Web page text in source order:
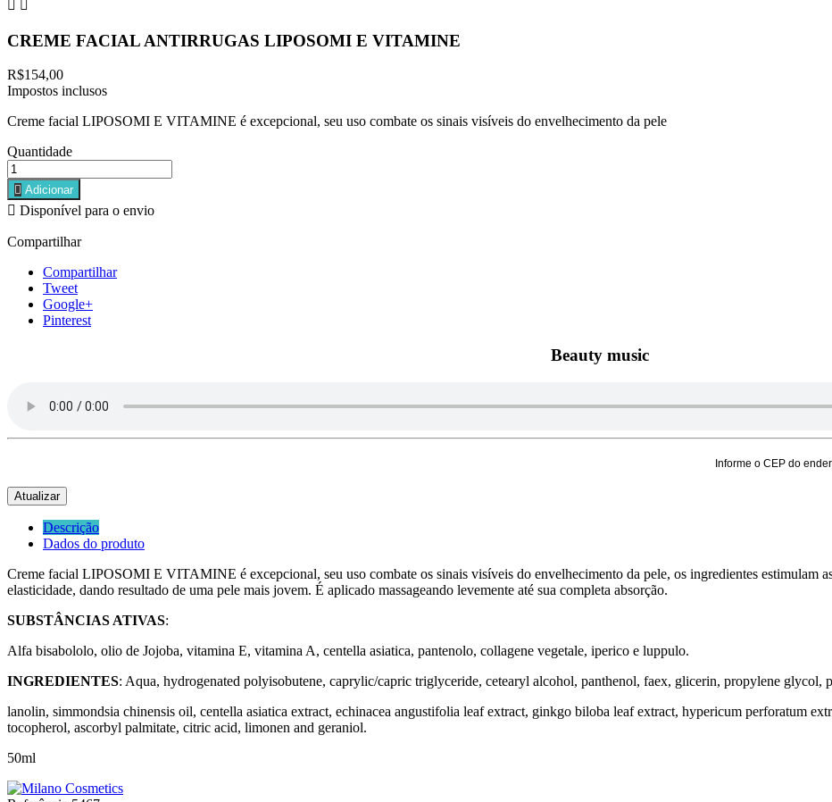
CREME FACIAL ANTIRRUGAS LIPOSOMI E VITAMINE
R$154,00
Impostos inclusos
Creme facial LIPOSOMI E VITAMINE é excepcional, seu uso combate os sinais visíveis do envelhecimento da pele
Quantidade
 Adicionar
 Disponível para o envio
Compartilhar
Compartilhar
Tweet
Google+
Pinterest
Beauty music
Informe o CEP do
Descrição
Dados do produto
Creme facial LIPOSOMI E VITAMINE é excepcional, seu uso combate os sinais visíveis do envelhecimento da pele, os ingredientes estimulam
elasticidade, dando resultado de uma pele mais jovem. É aplicado massageando levemente até sua completa absorção.
SUBSTÂNCIAS ATIVAS:
Alfa bisabololo, olio de Jojoba, vitamina E, vitamina A, centella asiatica, pantenolo, collagene vegetale, iperico e luppulo.
INGREDIENTES: Aqua, hydrogenated polyisobutene, caprylic/capric triglyceride, cetearyl alcohol, panthenol, faex, glicerin, propylene glycol,
lanolin, simmondsia chinensis oil, centella asiatica extract, echinacea angustifolia leaf extract, ginkgo biloba leaf extract, hypericum perforatum
tocopherol, ascorbyl palmitate, citric acid, limonen and geraniol.
50ml